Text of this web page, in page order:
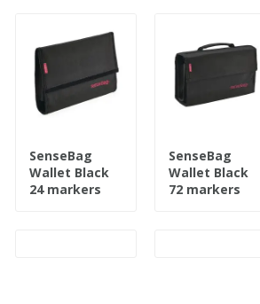
SenseBag
Wallet Black
24 markers
SenseBag
Wallet Black
72 markers